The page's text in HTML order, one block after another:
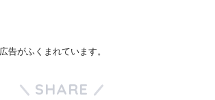
告がふくまれています。
SHARE